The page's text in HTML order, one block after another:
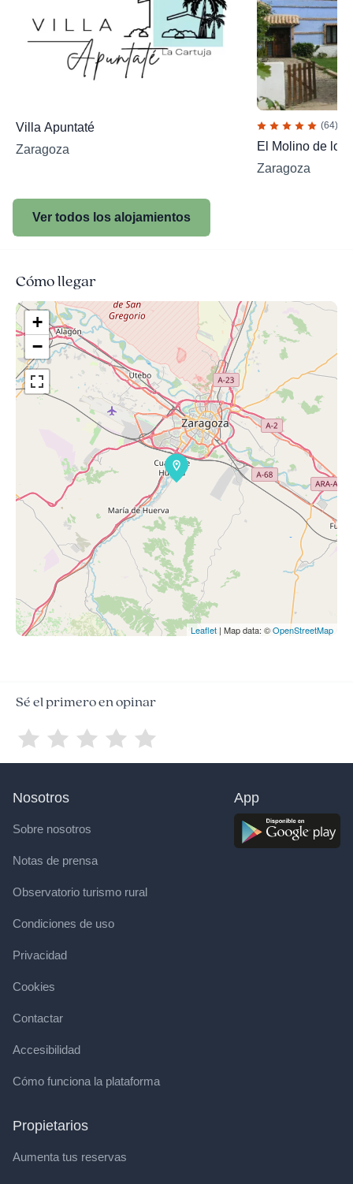
Villa Apuntaté
Zaragoza
(64)
El Molino de los
Zaragoza
Ver todos los alojamientos
Cómo llegar
+
−
Leaflet | Map data: ©OpenStreetMap
Sé el primero en opinar
Nosotros
Sobre nosotros
Notas de prensa
Observatorio turismo rural
Condiciones de uso
Privacidad
Cookies
Contactar
Accesibilidad
Cómo funciona la plataforma
Propietarios
Aumenta tus reservas
App